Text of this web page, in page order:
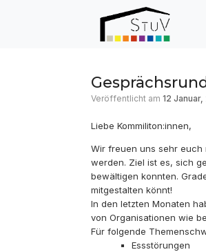
Veröffentlicht am 12
Liebe Kommiliton:innen,
Wir freuen uns sehr euch
werden. Ziel ist es, sich
bewältigen konnten.
mitgestalten könnt!
In den letzten Monaten
von Organisationen wie
Für folgende
Essstörungen